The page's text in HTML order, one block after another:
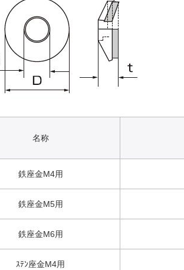
名称
鉄座金M4用
鉄座金M5用
鉄座金M6用
ｽﾃﾝ座金M4用